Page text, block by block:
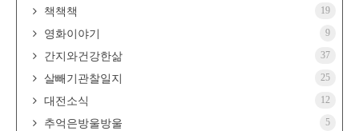
책책책 19
영화이야기 9
간지와건강한삶 37
살빼기관찰일지 25
대전소식 12
추억은방울방울 5